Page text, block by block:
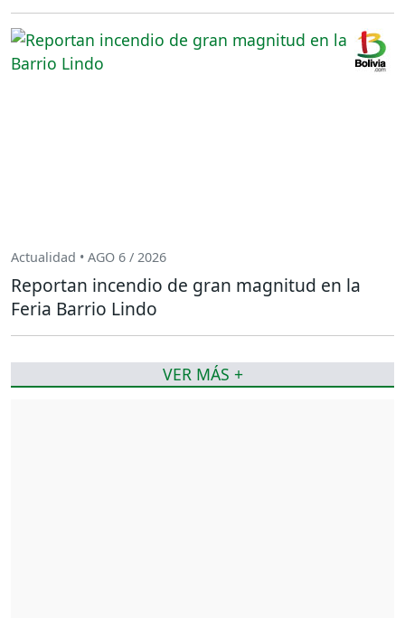
Actualidad • AGO 6 / 2026
Reportan incendio de gran magnitud en la
Feria Barrio Lindo
VER MÁS +